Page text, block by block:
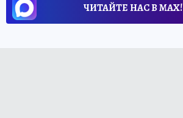
ЧИТАЙТЕ НАС В МАХ!